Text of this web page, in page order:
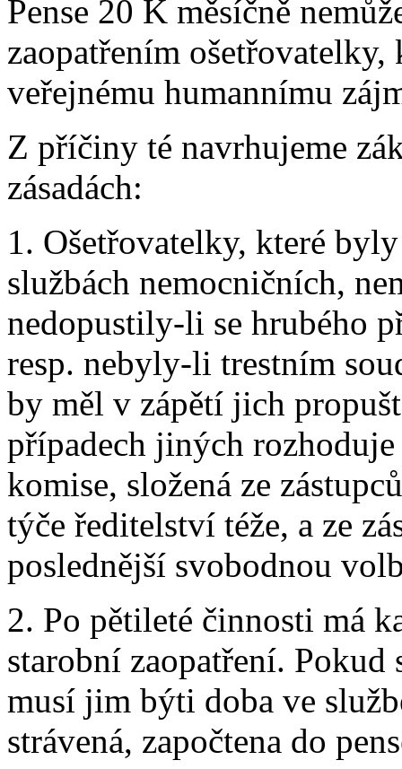
Pense 20 K měsíčně
zaopatřením
veřejnému humannímu
Z příčiny té navrhujeme
zásadách:
1. Ošetřovatelky, které
službách nemocničních,
nedopustily-li se hrubého
resp. nebyly-li trestním
by měl v zápětí jich
případech jiných
komise, složená ze
týče ředitelství téže, a ze
poslednější svobodnou
2. Po pětileté činnosti má
starobní zaopatření. Pokud
musí jim býti doba ve
strávená, započtena do